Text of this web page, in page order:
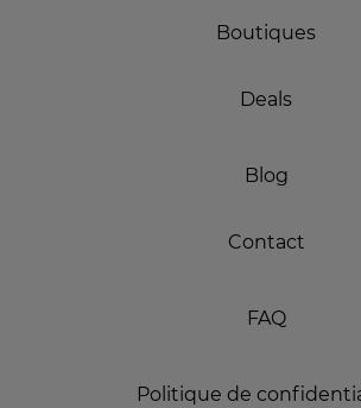
Boutiques
Deals
Blog
Contact
FAQ
Politique de